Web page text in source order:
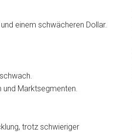
einem schwächeren Dollar.
und Marktsegmenten.
trotz schwieriger